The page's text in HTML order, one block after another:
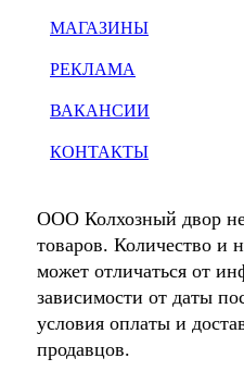
МАГАЗИНЫ
РЕКЛАМА
ВАКАНСИИ
КОНТАКТЫ
ООО Колхозный двор не
товаров. Количество и
может отличаться от
зависимости от даты
условия оплаты и
продавцов.